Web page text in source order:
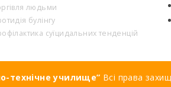
людьми
булінгу
суїцидальних тенденцій
технічне училище” Всі права